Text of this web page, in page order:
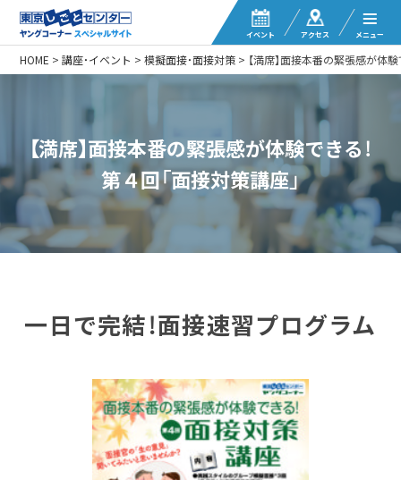
イベント アクセス メニュー
HOME >講座・イベント >模擬面接・面接対策 > 【満席】面接本番の緊張感が体
【満席】面接本番の緊張感が体験できる！
第４回「面接対策講座」
一日で完結！面接速習プログラム